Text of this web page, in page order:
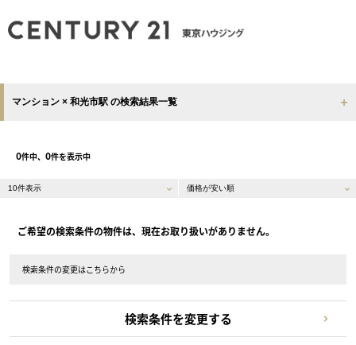
マンション × 和光市駅 の検索結果一覧
0件中、 0件を表示中
ご希望の検索条件の物件は、現在お取り扱いがありません。
検索条件の変更はこちらから
検索条件を変更する